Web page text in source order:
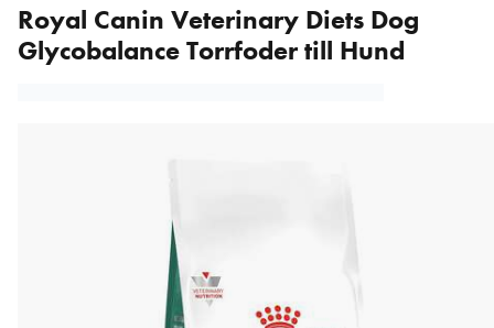
Veterinärfoder
Varumärken
Nyheter
Royal Canin Veterinary Diets Dog
Glycobalance Torrfoder till Hund